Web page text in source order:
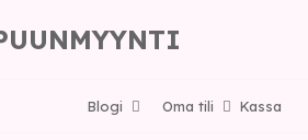
Kassa
Oma tili
Blogi